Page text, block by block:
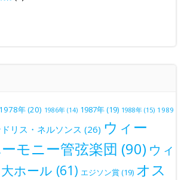
1978年(20) 1986年 (14) 1987年(19) 1988年 (15) 1989
リス・ネルソンス (26) ウィー
モニー管弦楽団 (90) ウィ
ホール (61) エジソン賞(19) オス